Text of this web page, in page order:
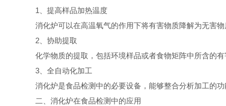
1、提高样品加热温度
消化炉可以在高温氧气的作用下将有害物质降解为无害物
2、协助提取
化学物质的提取，包括环境样品或者食物矩阵中所含的有
3、全自动化加工
消化炉是食品检测中的必要设备，能够整合分析加工的功
二、消化炉在食品检测中的应用